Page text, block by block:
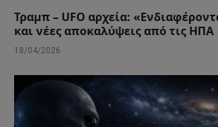
Τραμπ – UFO αρχεία:
και νέες αποκαλύψεις από τις ΗΠΑ
18/04/2026